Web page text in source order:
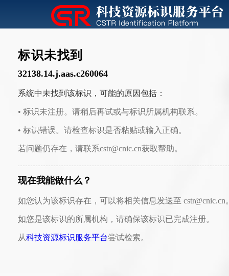
标识未找到
32138.14.j.aas.c260064
系统中未找到该标识，可能的原因包括：
• 标识未注册。请稍后再试或与标识所属机构联系。
• 标识错误。请检查标识是否粘贴或输入正确。
若问题仍存在，请联系cstr@cnic.cn获取帮助。
现在我能做什么？
如您认为该标识存在，可以将相关信息发送至 cstr@cnic.cn
如您是该标识的所属机构，请确保该标识已完成注册。
从科技资源标识服务平台尝试检索。